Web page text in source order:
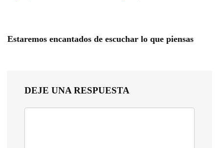
Estaremos encantados de escuchar lo que piensas
DEJE UNA RESPUESTA